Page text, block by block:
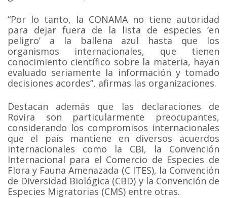
“Por lo tanto, la CONAMA no tiene autoridad
para dejar fuera de la lista de especies ‘en
peligro’ a la ballena azul hasta que los
organismos internacionales, que tienen
conocimiento científico sobre la materia, hayan
evaluado seriamente la información y tomado
decisiones acordes”, afirmas las organizaciones.
Destacan además que las declaraciones de
Rovira son particularmente preocupantes,
considerando los compromisos internacionales
que el país mantiene en diversos acuerdos
internacionales como la CBI, la Convención
Internacional para el Comercio de Especies de
Flora y Fauna Amenazada (C ITES), la Convención
de Diversidad Biológica (CBD) y la Convención de
Especies Migratorias (CMS) entre otras.